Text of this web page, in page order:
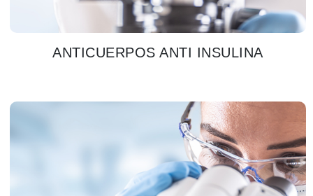
ANTICUERPOS ANTI INSULINA